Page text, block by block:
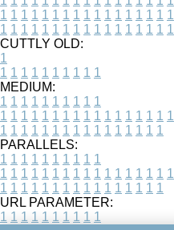
1 1 1 1 1 1 1 1 1 1 1 1 1 1 1 1 1
1 1 1 1 1 1 1 1 1 1 1 1 1 1 1 1 1
CUTTLY OLD:
1
1 1 1 1 1 1 1 1 1 1
MEDIUM:
1 1 1 1 1 1 1 1 1 1
1 1 1 1 1 1 1 1 1 1 1 1 1 1 1 1 1
1 1 1 1 1 1 1 1 1 1 1 1 1 1 1 1
PARALLELS:
1 1 1 1 1 1 1 1 1 1
1 1 1 1 1 1 1 1 1 1 1 1 1 1 1 1 1
1 1 1 1 1 1 1 1 1 1 1 1 1 1 1 1
URL PARAMETER:
1 1 1 1 1 1 1 1 1 1